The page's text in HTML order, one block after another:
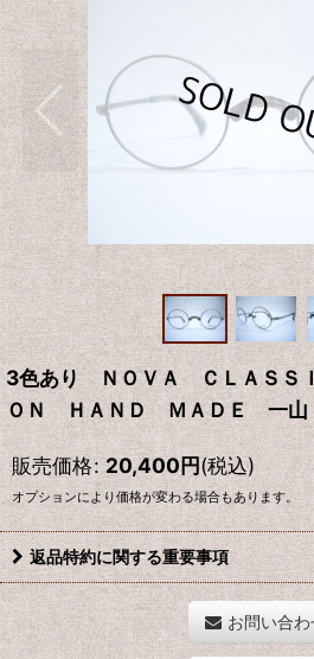
3色あり ＮＯＶＡ ＣＬＡＳＳ
ＯＮ ＨＡＮＤ ＭＡＤＥ 一山
販売価格: 20,400円(税込)
オプションにより価格が変わる場合もあります。
返品特約に関する重要事項
お問い合わ